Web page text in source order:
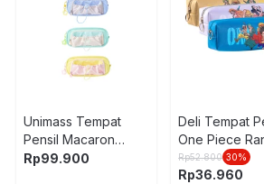
Unimass Tempat
Pensil Macaron
Random
Rp99.900
Deli Tempat
One Piece
Rp52.800 30%
Rp36.960